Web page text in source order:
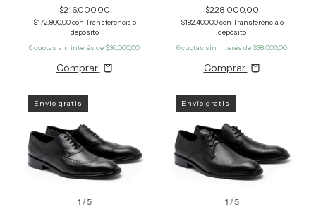
$216.000,00
$172.800,00con Transferencia o
depósito
6cuotas sin interés de $36.000,00
Comprar
$228.000,00
$182.400,00con Transferencia o
depósito
6cuotas sin interés de $38.000,00
Comprar
1 /5
Envío gratis
1 /5
Envío gratis